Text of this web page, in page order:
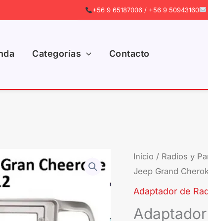
+56 9 65187006 / +56 9 50943160
Categorías Contacto
Inicio / Radios y
Jeep Grand
Adaptador de
Adaptador
Radio
Jeep